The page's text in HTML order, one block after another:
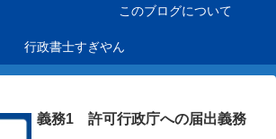
このブログについて
行政書士すぎやん
義務1 許可行政庁への届出義務